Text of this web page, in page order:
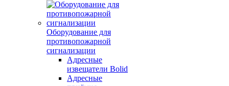
Оборудование для
противопожарной
сигнализации
Адресные
извещатели Bolid
Адресные